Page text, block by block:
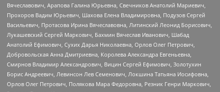
Вячеславович, Арапова Галина Юрьевна, Свечников Анатолий Мариевич,
Прохоров Вадим Юрьевич, Шахова Елена Владимировна, Подузов Сергей
Васильевич, Протасова Ирина Вячеславовна, Литинский Леонид Борисович,
Лукашевский Сергей Маркович, Бахмин Вячеслав Иванович, Шабад
Анатолий Ефимович, Сухих Дарья Николаевна, Орлов Олег Петрович,
Добровольская Анна Дмитриевна, Королева Александра Евгеньевна,
Смирнов Владимир Александрович, Вицин Сергей Ефимович, Золотухин
Борис Андреевич, Левинсон Лев Семенович, Локшина Татьяна Иосифовна,
Орлов Олег Петрович, Полякова Мара Федоровна, Резник Генри Маркович,